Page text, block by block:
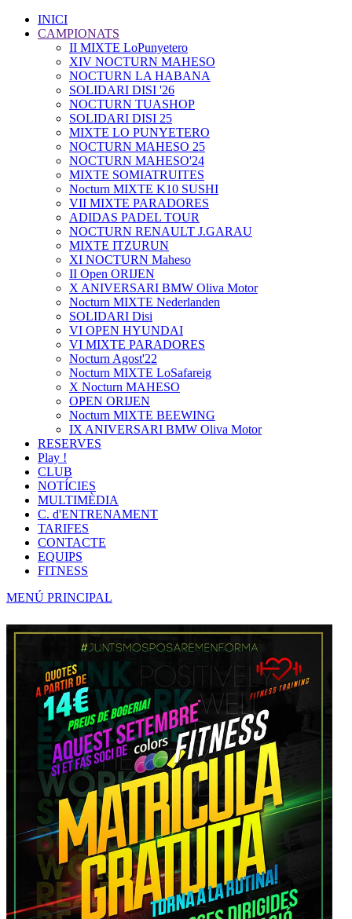
INICI
CAMPIONATS
II MIXTE LoPunyetero
XIV NOCTURN MAHESO
NOCTURN LA HABANA
SOLIDARI DISI '26
NOCTURN TUASHOP
SOLIDARI DISI 25
MIXTE LO PUNYETERO
NOCTURN MAHESO 25
NOCTURN MAHESO'24
MIXTE SOMIATRUITES
Nocturn MIXTE K10 SUSHI
VII MIXTE PARADORES
ADIDAS PADEL TOUR
NOCTURN RENAULT J.GARAU
MIXTE ITZURUN
XI NOCTURN Maheso
II Open ORIJEN
X ANIVERSARI BMW Oliva Motor
Nocturn MIXTE Nederlanden
SOLIDARI Disi
VI OPEN HYUNDAI
VI MIXTE PARADORES
Nocturn Agost'22
Nocturn MIXTE LoSafareig
X Nocturn MAHESO
OPEN ORIJEN
Nocturn MIXTE BEEWING
IX ANIVERSARI BMW Oliva Motor
RESERVES
Play !
CLUB
NOTÍCIES
MULTIMÈDIA
C. d'ENTRENAMENT
TARIFES
CONTACTE
EQUIPS
FITNESS
MENÚ PRINCIPAL